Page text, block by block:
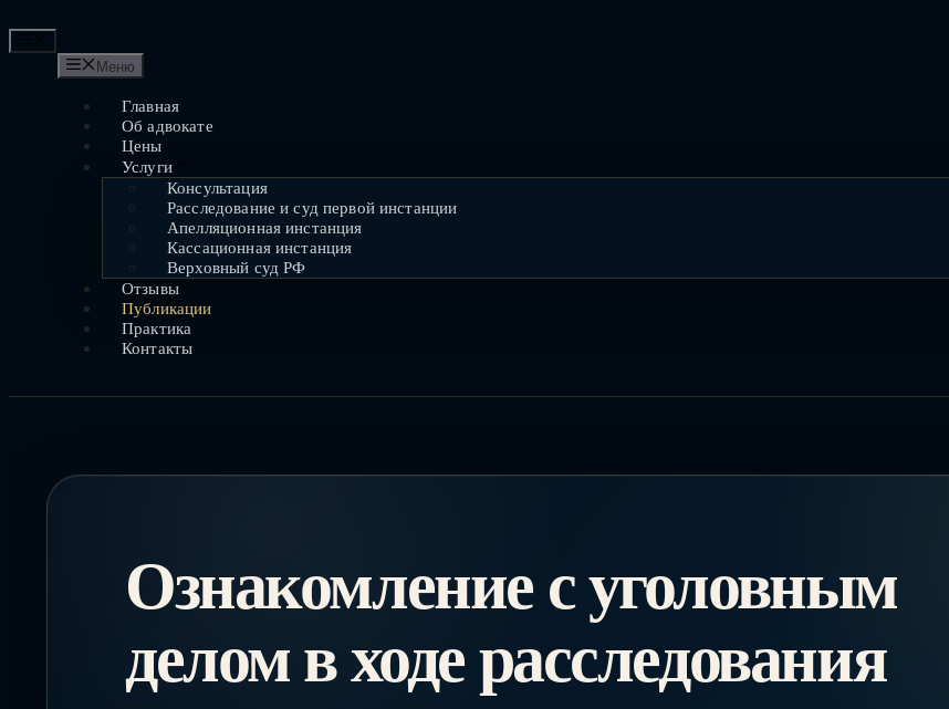
к
содержимому
Меню
Главная
Об адвокате
Цены
Услуги
Консультация
Расследование и суд первой инстанции
Апелляционная инстанция
Кассационная инстанция
Верховный суд РФ
Отзывы
Публикации
Практика
Контакты
Ознакомление с уголовным
делом в ходе расследования